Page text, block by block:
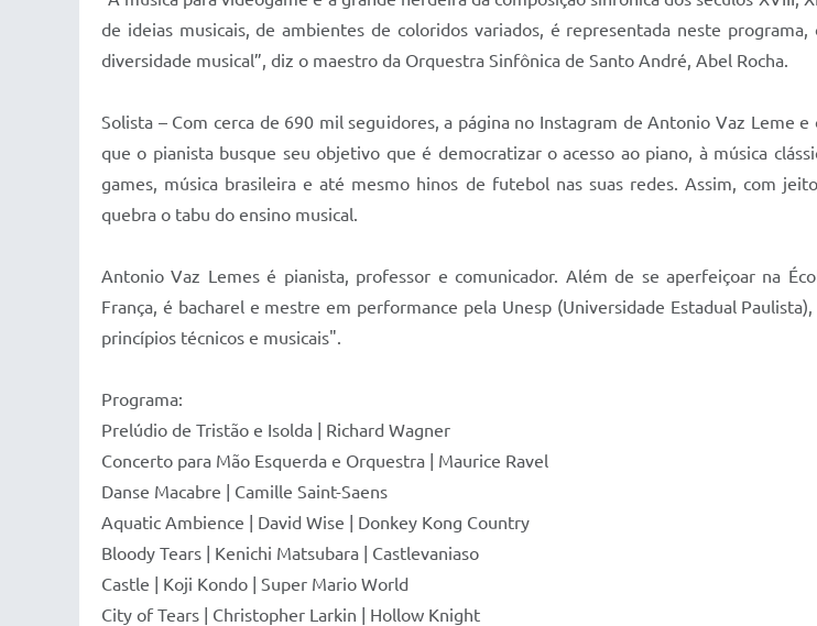
de ideias musicais, de ambientes de coloridos variados, é representada neste
diversidade musical”, diz o maestro da Orquestra Sinfônica de Santo André, Abel Rocha.
Solista – Com cerca de 690 mil seguidores, a página no Instagram de Antonio Vaz Leme
que o pianista busque seu objetivo que é democratizar o acesso ao piano, à música
games, música brasileira e até mesmo hinos de futebol nas suas redes. Assim, com
quebra o tabu do ensino musical.
Antonio Vaz Lemes é pianista, professor e comunicador. Além de se aperfeiçoar na
França, é bacharel e mestre em performance pela Unesp (Universidade Estadual
princípios técnicos e musicais".
Programa:
Prelúdio de Tristão e Isolda | Richard Wagner
Concerto para Mão Esquerda e Orquestra | Maurice Ravel
Danse Macabre | Camille Saint-Saens
Aquatic Ambience | David Wise | Donkey Kong Country
Bloody Tears | Kenichi Matsubara | Castlevaniaso
Castle | Koji Kondo | Super Mario World
City of Tears | Christopher Larkin | Hollow Knight